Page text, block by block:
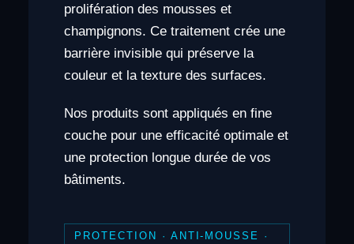
prolifération des mousses et
champignons. Ce traitement crée une
barrière invisible qui préserve la
couleur et la texture des surfaces.
Nos produits sont appliqués en fine
couche pour une efficacité optimale et
une protection longue durée de vos
bâtiments.
PROTECTION · ANTI-MOUSSE ·